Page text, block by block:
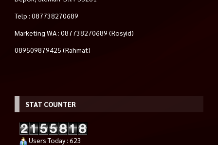
Telp : 087738270689
Marketing WA : 087738270689 (Rosyid)
089509879425 (Rahmat)
STAT COUNTER
Users Today : 623